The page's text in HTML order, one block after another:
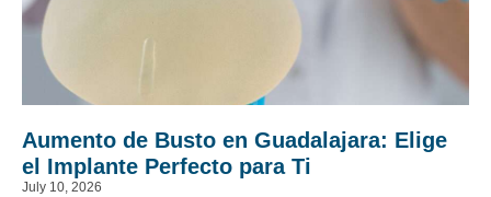
Aumento de Busto en Guadalajara: Elige
el Implante Perfecto para Ti
July 10, 2026